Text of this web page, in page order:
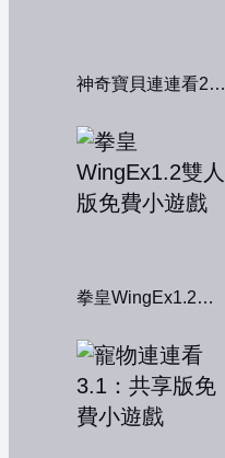
神奇寶貝連連看2004
拳皇WingEx1.2雙人版